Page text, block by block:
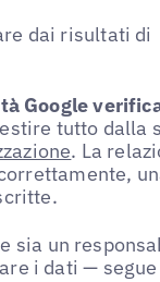
dai risultati di
Google
tutto dalla
. La
sia un
i dati — segue